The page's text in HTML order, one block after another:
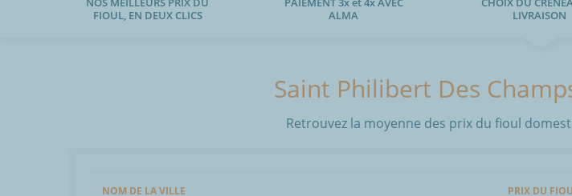
FIOUL, EN DEUX CLICS
ALMA
LIVRAISON
Saint Philibert Des
Retrouvez la moyenne des prix du fioul
NOM DE LA VILLE PRIX DU